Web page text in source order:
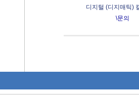
디지털 (디지매틱)
\문의